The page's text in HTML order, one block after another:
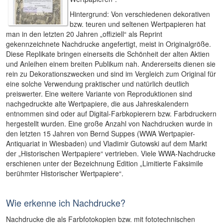
Hintergrund: Von verschiedenen dekorativen
bzw. teuren und seltenen Wertpapieren hat
man in den letzten 20 Jahren „offiziell“ als Reprint
gekennzeichnete Nachdrucke angefertigt, meist in Originalgröße.
Diese Replikate bringen einerseits die Schönheit der alten Aktien
und Anleihen einem breiten Publikum nah. Andererseits dienen sie
rein zu Dekorationszwecken und sind im Vergleich zum Original für
eine solche Verwendung praktischer und natürlich deutlich
preiswerter. Eine weitere Variante von Reproduktionen sind
nachgedruckte alte Wertpapiere, die aus Jahreskalendern
entnommen sind oder auf Digital-Farbkopierern bzw. Farbdruckern
hergestellt wurden. Eine große Anzahl von Nachdrucken wurde in
den letzten 15 Jahren von Bernd Suppes (WWA Wertpapier-
Antiquariat in Wiesbaden) und Vladimir Gutowski auf dem Markt
der „Historischen Wertpapiere“ vertrieben. Viele WWA-Nachdrucke
erschienen unter der Bezeichnung Edition „Limitierte Faksimile
berühmter Historischer Wertpapiere“.
Wie erkenne ich Nachdrucke?
Nachdrucke die als Farbfotokopien bzw. mit fototechnischen